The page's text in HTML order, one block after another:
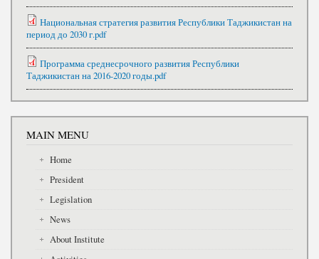
Национальная стратегия развития Республики Таджикистан на
период до 2030 г.pdf
Программа среднесрочного развития Республики
Таджикистан на 2016-2020 годы.pdf
MAIN MENU
Home
President
Legislation
News
About Institute